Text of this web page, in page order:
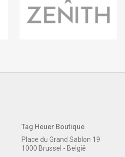
Tag Heuer Boutique
Place du Grand Sablon 19
1000 Brussel - België